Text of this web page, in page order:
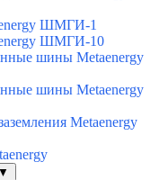
ШМГИ-1
ШМГИ-10
шины Metaenergy
шины Metaenergy
Metaenergy
▼